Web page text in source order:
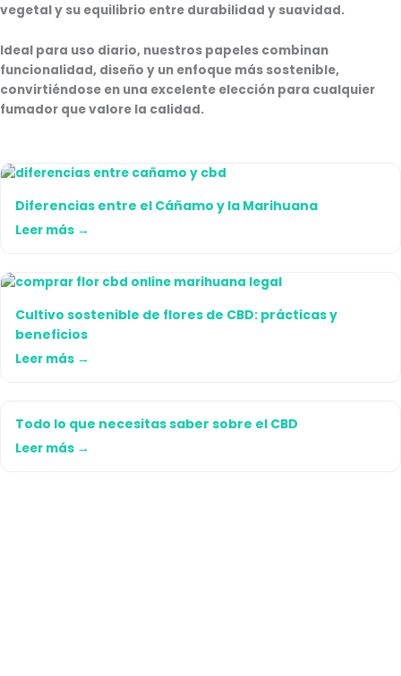
vegetal y su equilibrio entre durabilidad y suavidad.
Ideal para uso diario, nuestros papeles combinan
funcionalidad, diseño y un enfoque más sostenible,
convirtiéndose en una excelente elección para cualquier
fumador que valore la calidad.
Diferencias entre el Cáñamo y la Marihuana
Leer más →
Cultivo sostenible de flores de CBD: prácticas y
beneficios
Leer más →
Todo lo que necesitas saber sobre el CBD
Leer más →